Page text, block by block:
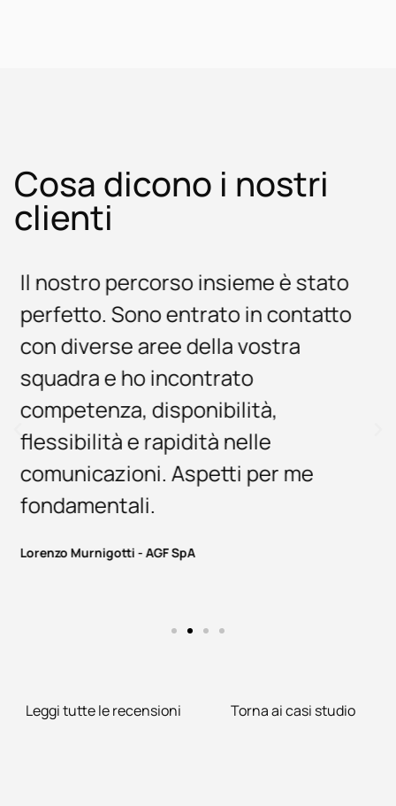
Cosa dicono i nostri
clienti
È stato un piacere lavorare con il
vostro team. Ho trovato
competenza tecnica anche nel
trattare gli aspetti più complicati,
risposte veloci e, cosa non
scontata, volontà e capacità di
risolvere problemi in tempi rapidi.
Insomma, tutto perfetto.
Antonella Gorza - Birreria Pedavena
Leggi tutte le recensioni Torna ai casi studio